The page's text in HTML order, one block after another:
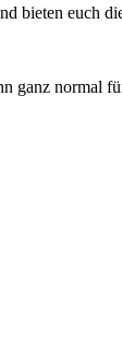
bieten euch
ganz normal